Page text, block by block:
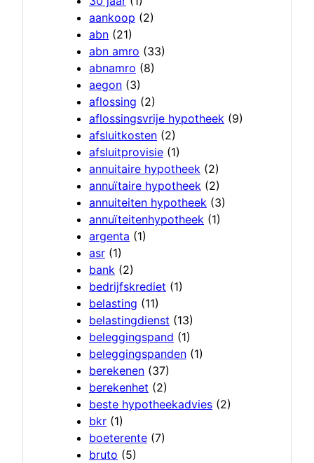
aankoop (2)
abn (21)
abn amro (33)
abnamro (8)
aegon (3)
aflossing (2)
aflossingsvrije hypotheek (9)
afsluitkosten (2)
afsluitprovisie (1)
annuitaire hypotheek (2)
annuïtaire hypotheek (2)
annuiteiten hypotheek (3)
annuïteitenhypotheek (1)
argenta (1)
asr (1)
bank (2)
bedrijfskrediet (1)
belasting (11)
belastingdienst (13)
beleggingspand (1)
beleggingspanden (1)
berekenen (37)
berekenhet (2)
beste hypotheekadvies (2)
bkr (1)
boeterente (7)
bruto (5)